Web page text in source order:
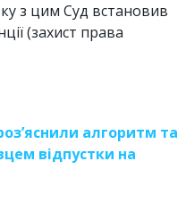
з цим Суд встановив
(захист права
алгоритм та
відпустки на